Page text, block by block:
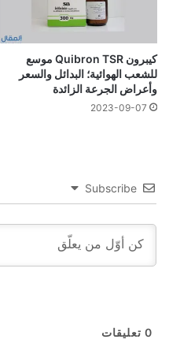
كيبرون Quibron TSR موسع
للشعب الهوائية؛ البدائل والسعر
وأعراض الجرعة الزائدة
2023-09-07
Subscribe
0 تعليقات